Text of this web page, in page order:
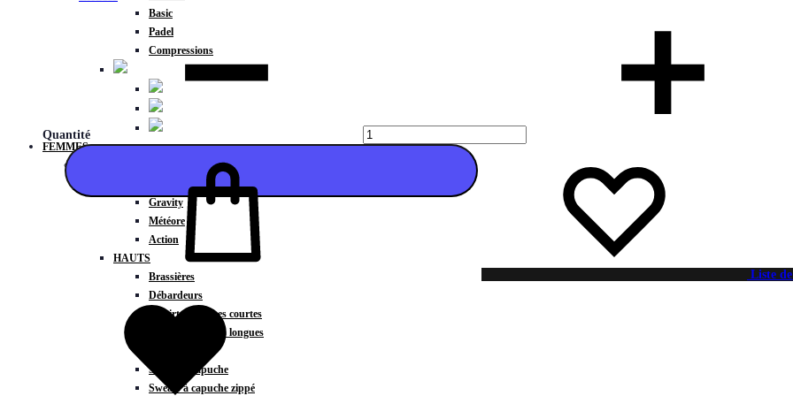
Basic
Padel
Compressions
FEMMES
Gravity
Météore
Action
HAUTS
Brassières
Débardeurs
T-shirts manches courtes
T-shirts manches longues
Sweats à capuche
Sweats à capuche zippé
Quantité
Liste